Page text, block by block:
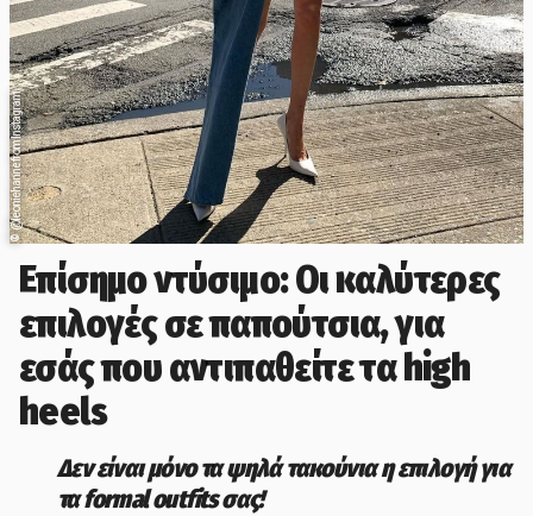
©
@leoniehanne from Instagram
Επίσημο ντύσιμο: Οι καλύτερες
επιλογές σε παπούτσια, για
εσάς που αντιπαθείτε τα high
heels
Δεν είναι μόνο τα ψηλά τακούνια η επιλογή για
τα formal outfits σας!